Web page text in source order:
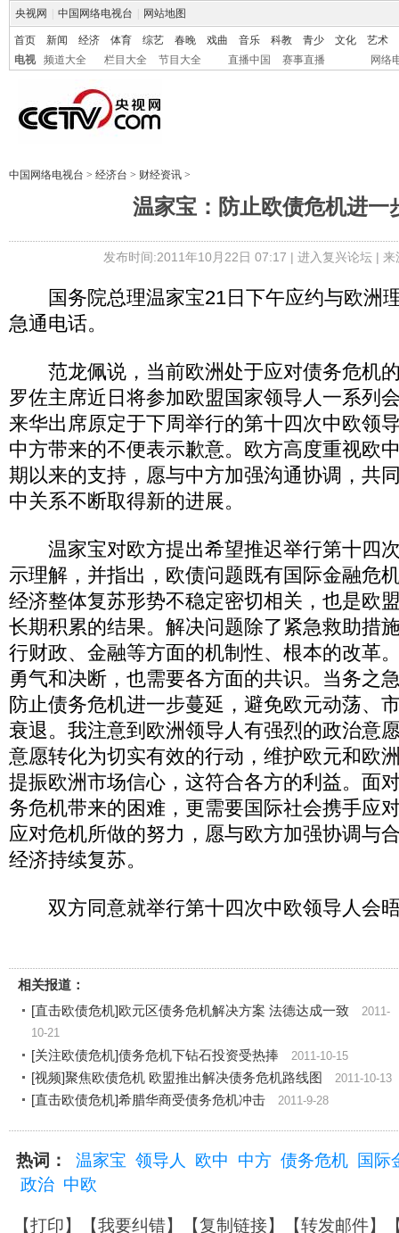
央视网 中国网络电视台 网站地图
首页 新闻 经济 体育 综艺 春晚 戏曲 音乐 科教 青少 文化
艺术
电视
频道大全 栏目大全 节目大全 直播中国 赛事直播 网络
中国网络电视台 > 经济台 > 财经资讯 >
温家宝：防止欧债危机进一
发布时间:2011年10月22日 07:17 | 进入复兴论坛| 来
国务院总理温家宝21日下午应约与欧洲
急通电话。
范龙佩说，当前欧洲处于应对债务危机
罗佐主席近日将参加欧盟国家领导人一系列
来华出席原定于下周举行的第十四次中欧领
中方带来的不便表示歉意。欧方高度重视欧
期以来的支持，愿与中方加强沟通协调，共
中关系不断取得新的进展。
温家宝对欧方提出希望推迟举行第十四
示理解，并指出，欧债问题既有国际金融危
经济整体复苏形势不稳定密切相关，也是欧
长期积累的结果。解决问题除了紧急救助措
行财政、金融等方面的机制性、根本的改革
勇气和决断，也需要各方面的共识。当务之
防止债务危机进一步蔓延，避免欧元动荡、
衰退。我注意到欧洲领导人有强烈的政治意
意愿转化为切实有效的行动，维护欧元和欧
提振欧洲市场信心，这符合各方的利益。面
务危机带来的困难，更需要国际社会携手应
应对危机所做的努力，愿与欧方加强协调与
经济持续复苏。
双方同意就举行第十四次中欧领导人会
相关报道：
[直击欧债危机]欧元区债务危机解决方案 法德达成一致
2011-
10-21
[关注欧债危机]债务危机下钻石投资受热捧
2011-10-15
[视频]聚焦欧债危机 欧盟推出解决债务危机路线图 2011-10-13
[直击欧债危机]希腊华商受债务危机冲击 2011-9-28
热词： 温家宝 领导人 欧中 中方 债务危机
国际
政治 中欧
【打印】【我要纠错】【复制链接】【转发邮件】